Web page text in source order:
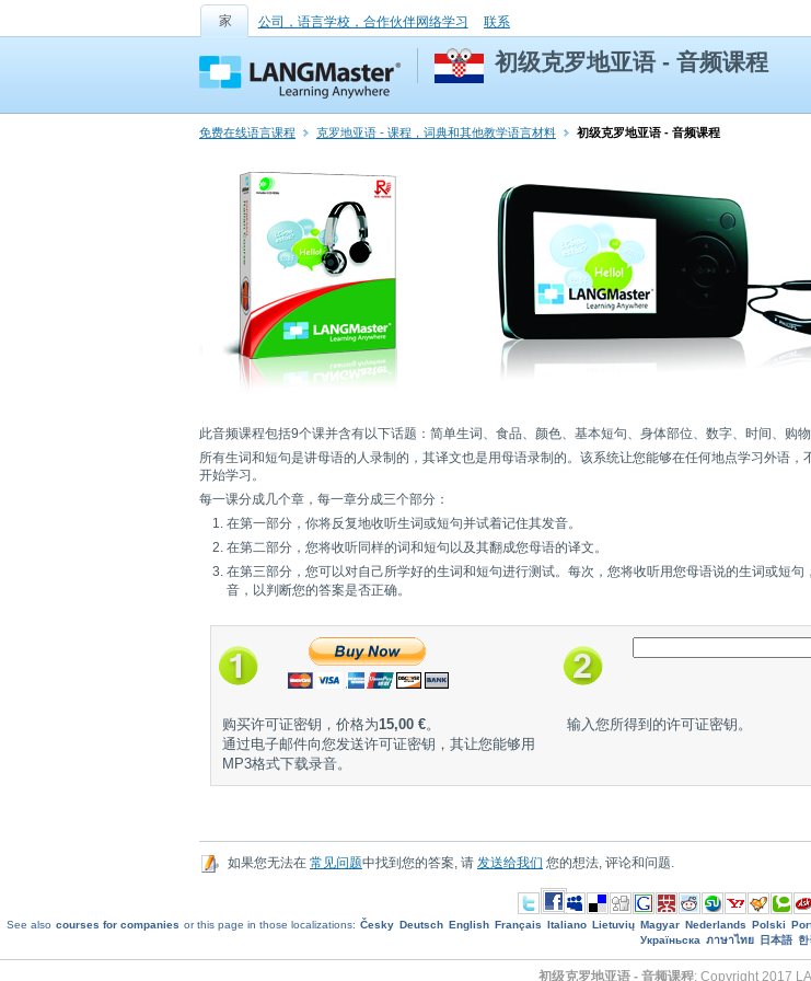
家 公司，语言学校，合作伙伴网络学习 联系
初级克罗地亚语 - 音频课程
免费在线语言课程 克罗地亚语 - 课程，词典和其他教学语言材料 初级克罗地亚语 - 音频课程
此音频课程包括9个课并含有以下话题：简单生词、食品、颜色、基本短句、身体部位、数字、时间、购物
所有生词和短句是讲母语的人录制的，其译文也是用母语录制的。该系统让您能够在任何地点学习外语
开始学习。
每一课分成几个章，每一章分成三个部分：
在第一部分，你将反复地收听生词或短句并试着记住其发音。
在第二部分，您将收听同样的词和短句以及其翻成您母语的译文。
在第三部分，您可以对自己所学好的生词和短句进行测试。每次，您将收听用您母语说的生词或短
音，以判断您的答案是否正确。
购买许可证密钥，价格为15,00 €。
通过电子邮件向您发送许可证密钥，其让您能够用
MP3格式下载录音。
输入您所得到的许可证密钥。
如果您无法在 常见问题中找到您的答案, 请 发送给我们 您的想法, 评论和问题.
See also courses for companies or this page in those localizations: Česky Deutsch English Français Italiano Lietuvių Magyar Nederlands Polski
Україньска ภาษาไทย 日本語 한
初级克罗地亚语 - 音频课程: Copyright 2017